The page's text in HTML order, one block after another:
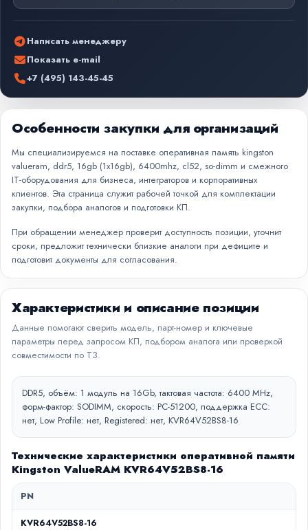
Написать менеджеру
Показать e-mail
+7 (495) 143-45-45
Особенности закупки для организаций
Мы специализируемся на поставке оперативная память kingston
valueram, ddr5, 16gb (1x16gb), 6400mhz, cl52, so-dimm и смежного
IT-оборудования для бизнеса, интеграторов и корпоративных
клиентов. Эта страница служит рабочей точкой для комплектации
закупки, подбора аналогов и подготовки КП.
При обращении менеджер проверит доступность позиции, уточнит
сроки, предложит технически близкие аналоги при дефиците и
подготовит документы для согласования.
Характеристики и описание позиции
Данные помогают сверить модель, парт-номер и ключевые
параметры перед запросом КП, подбором аналога или проверкой
совместимости по ТЗ.
DDR5, объём: 1 модуль на 16Gb, тактовая частота: 6400 MHz,
форм-фактор: SODIMM, скорость: PC-51200, поддержка ECC:
нет, Low Profile: нет, Registered: нет, KVR64V52BS8-16
Технические характеристики оперативной памяти
Kingston ValueRAM KVR64V52BS8-16
PN
KVR64V52BS8-16